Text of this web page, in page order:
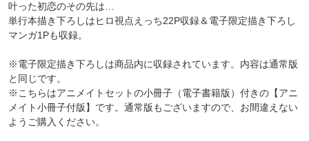
叶った初恋のその先は…
単行本描き下ろしはヒロ視点えっち22P収録＆電子限定描き下ろし
マンガ1Pも収録。
※電子限定描き下ろしは商品内に収録されています。内容は通常版
と同じです。
※こちらはアニメイトセットの小冊子（電子書籍版）付きの【アニ
メイト小冊子付版】です。通常版もございますので、お間違えない
ようご購入ください。